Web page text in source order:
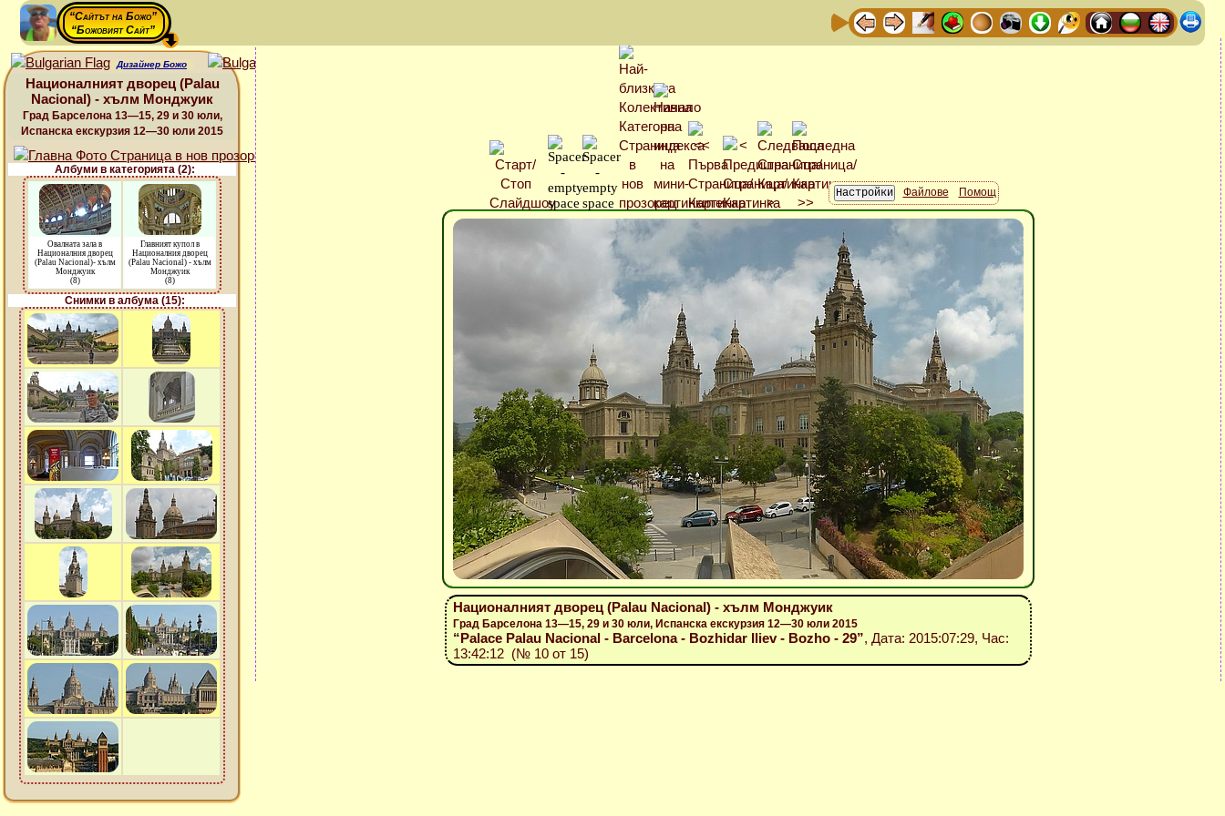
“Сайтът на Божо”
“Божовият Сайт”
Дизайнер Божо
Националният дворец (Palau
Nacional) - хълм Монджуик
Град Барселона 13—15, 29 и 30 юли,
Испанска екскурзия 12—30 юли 2015
Албуми в категорията (2):
Овалната зала в
Националния дворец
(Palau Nacional)- хълм
Монджуик
(8)
Главният купол в
Националния дворец
(Palau Nacional) - хълм
Монджуик
(8)
Снимки в албума (15):
Файлове Помощ
Националният дворец (Palau Nacional) - хълм Монджуик
Град Барселона 13—15, 29 и 30 юли, Испанска екскурзия 12—30 юли 2015
“Palace Palau Nacional - Barcelona - Bozhidar Iliev - Bozho - 29”, Дата: 2015:07:29, Час:
13:42:12 (№ 10 от 15)